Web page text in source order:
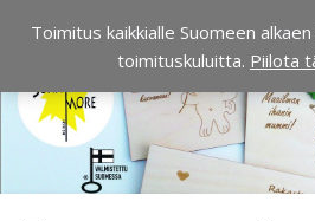
Toimitus kaikkialle Suomeen
toimituskuluitta. Piilota